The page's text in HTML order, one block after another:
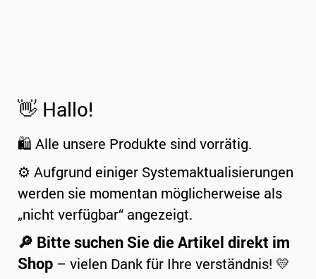
👋 Hallo!
🛍️ Alle unsere Produkte sind vorrätig.
⚙️ Aufgrund einiger Systemaktualisierungen
werden sie momentan möglicherweise als
„nicht verfügbar“ angezeigt.
🔎 Bitte suchen Sie die Artikel direkt im
Shop – vielen Dank für Ihre verständnis! 💛